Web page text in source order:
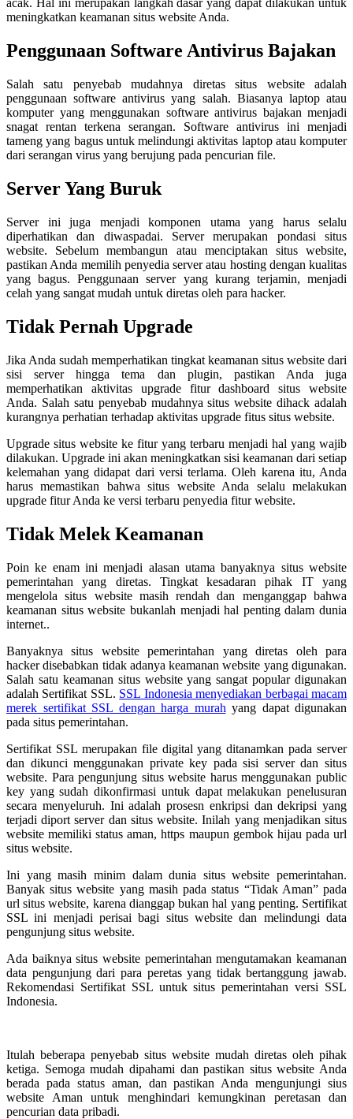
acak. Hal ini merupakan langkah dasar yang dapat dilakukan untuk
meningkatkan keamanan situs website Anda.
Penggunaan Software Antivirus Bajakan
Salah satu penyebab mudahnya diretas situs website adalah
penggunaan software antivirus yang salah. Biasanya laptop atau
komputer yang menggunakan software antivirus bajakan menjadi
snagat rentan terkena serangan. Software antivirus ini menjadi
tameng yang bagus untuk melindungi aktivitas laptop atau komputer
dari serangan virus yang berujung pada pencurian file.
Server Yang Buruk
Server ini juga menjadi komponen utama yang harus selalu
diperhatikan dan diwaspadai. Server merupakan pondasi situs
website. Sebelum membangun atau menciptakan situs website,
pastikan Anda memilih penyedia server atau hosting dengan kualitas
yang bagus. Penggunaan server yang kurang terjamin, menjadi
celah yang sangat mudah untuk diretas oleh para hacker.
Tidak Pernah Upgrade
Jika Anda sudah memperhatikan tingkat keamanan situs website dari
sisi server hingga tema dan plugin, pastikan Anda juga
memperhatikan aktivitas upgrade fitur dashboard situs website
Anda. Salah satu penyebab mudahnya situs website dihack adalah
kurangnya perhatian terhadap aktivitas upgrade fitus situs website.
Upgrade situs website ke fitur yang terbaru menjadi hal yang wajib
dilakukan. Upgrade ini akan meningkatkan sisi keamanan dari setiap
kelemahan yang didapat dari versi terlama. Oleh karena itu, Anda
harus memastikan bahwa situs website Anda selalu melakukan
upgrade fitur Anda ke versi terbaru penyedia fitur website.
Tidak Melek Keamanan
Poin ke enam ini menjadi alasan utama banyaknya situs website
pemerintahan yang diretas. Tingkat kesadaran pihak IT yang
mengelola situs website masih rendah dan menganggap bahwa
keamanan situs website bukanlah menjadi hal penting dalam dunia
internet..
Banyaknya situs website pemerintahan yang diretas oleh para
hacker disebabkan tidak adanya keamanan website yang digunakan.
Salah satu keamanan situs website yang sangat popular digunakan
adalah Sertifikat SSL. SSL Indonesia menyediakan berbagai macam
merek sertifikat SSL dengan harga murah yang dapat digunakan
pada situs pemerintahan.
Sertifikat SSL merupakan file digital yang ditanamkan pada server
dan dikunci menggunakan private key pada sisi server dan situs
website. Para pengunjung situs website harus menggunakan public
key yang sudah dikonfirmasi untuk dapat melakukan penelusuran
secara menyeluruh. Ini adalah prosesn enkripsi dan dekripsi yang
terjadi diport server dan situs website. Inilah yang menjadikan situs
website memiliki status aman, https maupun gembok hijau pada url
situs website.
Ini yang masih minim dalam dunia situs website pemerintahan.
Banyak situs website yang masih pada status “Tidak Aman” pada
url situs website, karena dianggap bukan hal yang penting. Sertifikat
SSL ini menjadi perisai bagi situs website dan melindungi data
pengunjung situs website.
Ada baiknya situs website pemerintahan mengutamakan keamanan
data pengunjung dari para peretas yang tidak bertanggung jawab.
Rekomendasi Sertifikat SSL untuk situs pemerintahan versi SSL
Indonesia.
Itulah beberapa penyebab situs website mudah diretas oleh pihak
ketiga. Semoga mudah dipahami dan pastikan situs website Anda
berada pada status aman, dan pastikan Anda mengunjungi sius
website Aman untuk menghindari kemungkinan peretasan dan
pencurian data pribadi.